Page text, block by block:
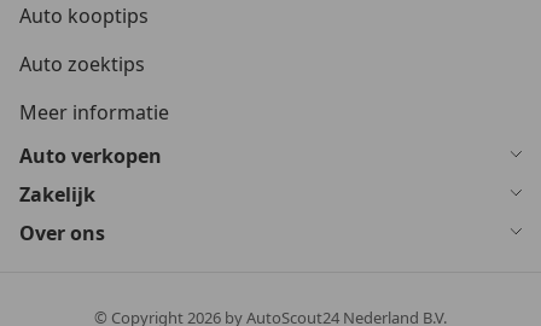
Auto kooptips
Auto zoektips
Meer informatie
Auto verkopen
Zakelijk
Over ons
© Copyright2026 by AutoScout24 Nederland B.V.